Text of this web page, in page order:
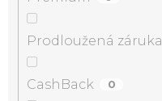
Prodloužená záruka
CashBack 0